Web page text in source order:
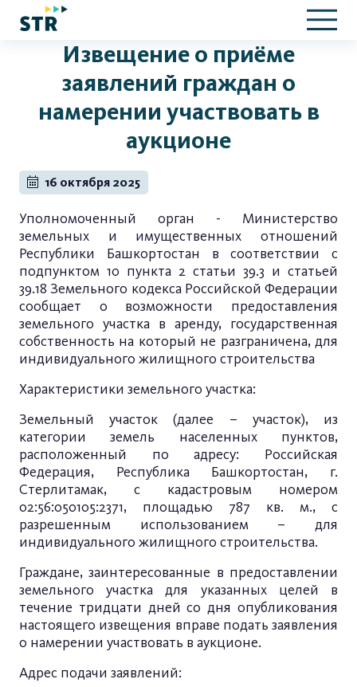
Извещение о приёме
заявлений граждан о
намерении участвовать в
аукционе
16 октября 2025
Уполномоченный орган - Министерство
земельных и имущественных отношений
Республики Башкортостан в соответствии с
подпунктом 10 пункта 2 статьи 39.3 и статьей
39.18 Земельного кодекса Российской Федерации
сообщает о возможности предоставления
земельного участка в аренду, государственная
собственность на который не разграничена, для
индивидуального жилищного строительства
Характеристики земельного участка:
Земельный участок (далее – участок), из
категории земель населенных пунктов,
расположенный по адресу: Российская
Федерация, Республика Башкортостан, г.
Стерлитамак, с кадастровым номером
02:56:050105:2371, площадью 787 кв. м., с
разрешенным использованием – для
индивидуального жилищного строительства.
Граждане, заинтересованные в предоставлении
земельного участка для указанных целей в
течение тридцати дней со дня опубликования
настоящего извещения вправе подать заявления
о намерении участвовать в аукционе.
Адрес подачи заявлений: